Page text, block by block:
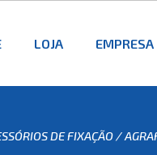
LOJA EMPRESA
DE FIXAÇÃO/